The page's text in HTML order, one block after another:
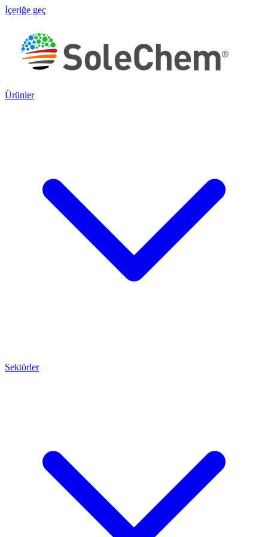
İçeriğe geç
Ürünler
Sektörler